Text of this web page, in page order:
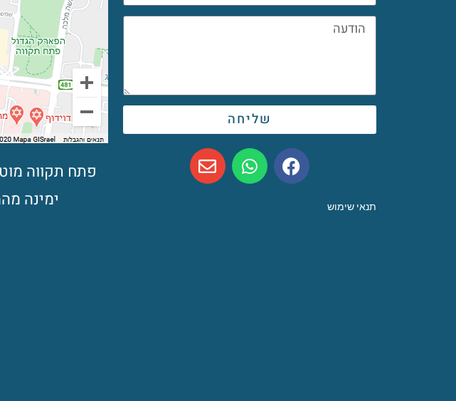
שליחה
תנאי שימוש
ימינה